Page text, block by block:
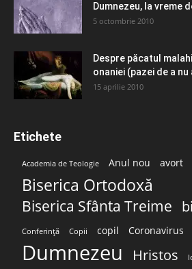
Dumnezeu, la vreme
5 octombrie 2010
Despre păcatul
onaniei (pazei de a nu
15 aprilie 2010
Etichete
Academia de Teologie Anul nou avort
Biserica Ortodoxă
Biserica Sfânta Treime
Conferință Copii copil Coronavirus
Dumnezeu Hristos